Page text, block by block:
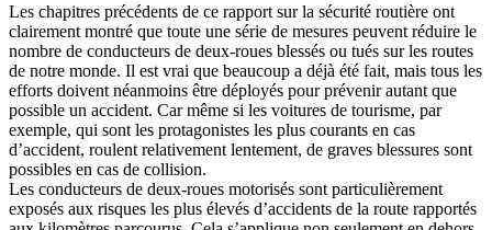
Les chapitres précédents de ce rapport sur la sécurité routière ont
clairement montré que toute une série de mesures peuvent réduire le
nombre de conducteurs de deux-roues blessés ou tués sur les routes
de notre monde. Il est vrai que beaucoup a déjà été fait, mais tous les
efforts doivent néanmoins être déployés pour prévenir autant que
possible un accident. Car même si les voitures de tourisme, par
exemple, qui sont les protagonistes les plus courants en cas
d’accident, roulent relativement lentement, de graves blessures sont
possibles en cas de collision.
Les conducteurs de deux-roues motorisés sont particulièrement
exposés aux risques les plus élevés d’accidents de la route rapportés